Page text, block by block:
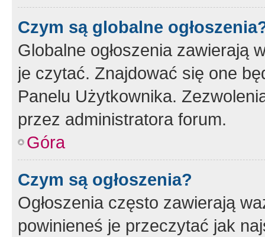
Czym są globalne
Globalne ogłoszenia zawierają
je czytać. Znajdować się one
Panelu Użytkownika.
przez administratora forum.
Góra
Czym są ogłoszenia?
Ogłoszenia często zawierają
powinieneś je przeczytać jak